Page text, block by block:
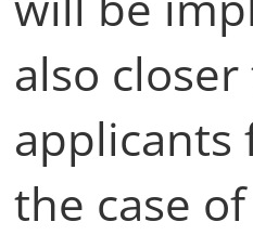
also
applicants
the case of